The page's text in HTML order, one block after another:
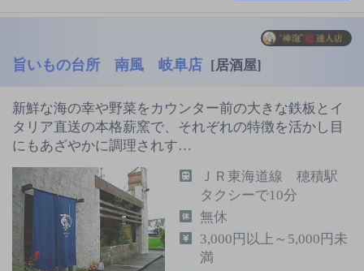
旨いもの台所 南風 岐阜店 [居酒屋]
新鮮な海の幸や野菜をカウンター前の大きな鉄板とイ
タリア直送の本格薪窯で、それぞれの特徴を活かし目
にもあざやかに調理されす…
ＪＲ東海道線 穂積駅
タクシーで10分
無休
3,000円以上～5,000円未
満